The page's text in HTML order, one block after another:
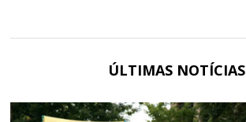
ÚLTIMAS NOTÍCIAS